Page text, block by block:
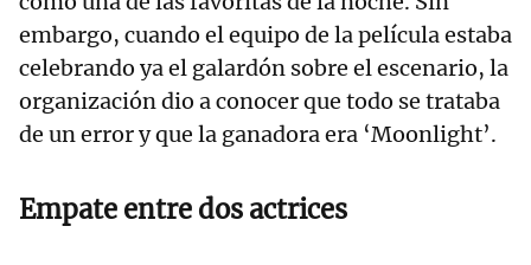
embargo, cuando el equipo de la película estaba
celebrando ya el galardón sobre el escenario, la
organización dio a conocer que todo se trataba
de un error y que la ganadora era ‘Moonlight’.
Empate entre dos actrices